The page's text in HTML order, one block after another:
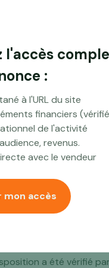
l'accès
:
à l'URL du site
financiers
de l'activité
revenus.
avec le vendeur
mon accès
sur les
a été vérifié